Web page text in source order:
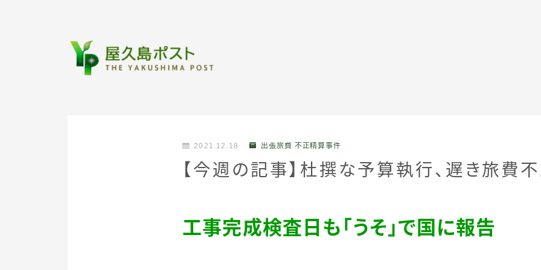
私たちについて
情報提供
2021.12.18 出張旅費 不正精算事件
【今週の記事】杜撰な予算執行、遅き旅費
工事完成検査日も「うそ」で国に報告